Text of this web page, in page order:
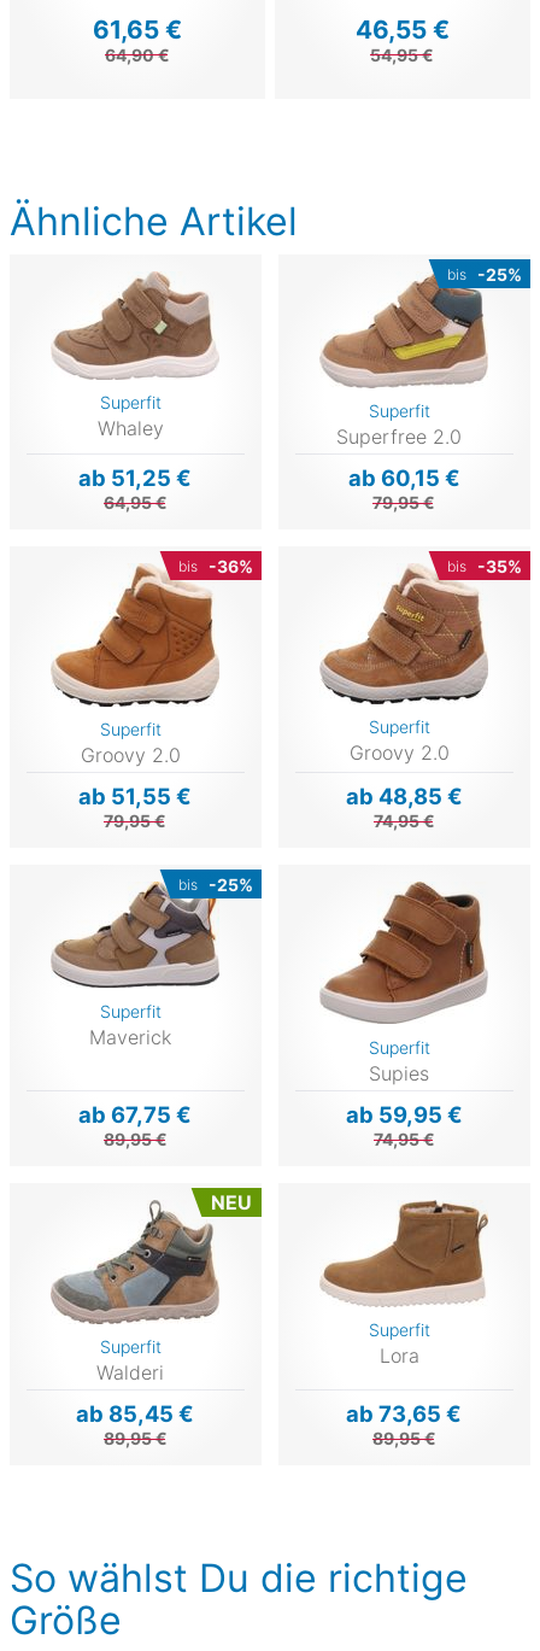
61,65 €
64,90 €
46,55 €
54,95 €
Ähnliche Artikel
Superfit
Whaley
ab 51,25 €
64,95 €
bis -25%
Superfit
Superfree 2.0
ab 60,15 €
79,95 €
bis -36%
Superfit
Groovy 2.0
ab 51,55 €
79,95 €
bis -35%
Superfit
Groovy 2.0
ab 48,85 €
74,95 €
bis -25%
Superfit
Maverick
ab 67,75 €
89,95 €
Superfit
Supies
ab 59,95 €
74,95 €
NEU
Superfit
Walderi
ab 85,45 €
89,95 €
Superfit
Lora
ab 73,65 €
89,95 €
So wählst Du die richtige
Größe